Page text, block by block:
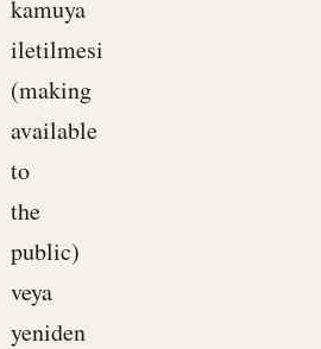
kamuya
iletilmesi
(making
available
to
the
public)
veya
yeniden